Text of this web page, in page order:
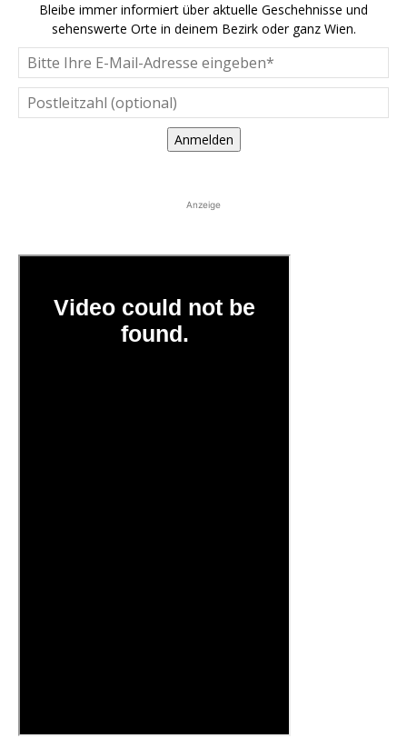
Bleibe immer informiert über aktuelle Geschehnisse und
sehenswerte Orte in deinem Bezirk oder ganz Wien.
Anmelden
Anzeige